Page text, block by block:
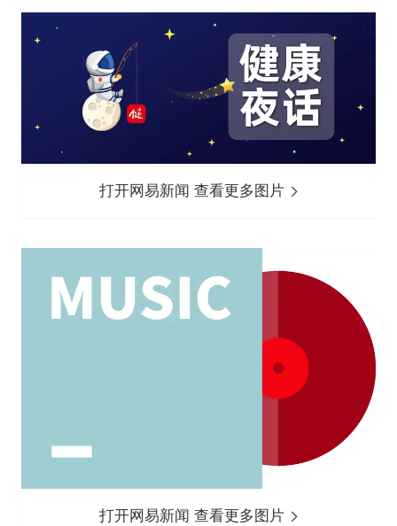
打开网易新闻 查看更多图片
打开网易新闻 查看更多图片